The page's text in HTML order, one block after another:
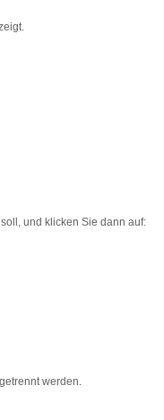
und klicken Sie dann auf:
werden.